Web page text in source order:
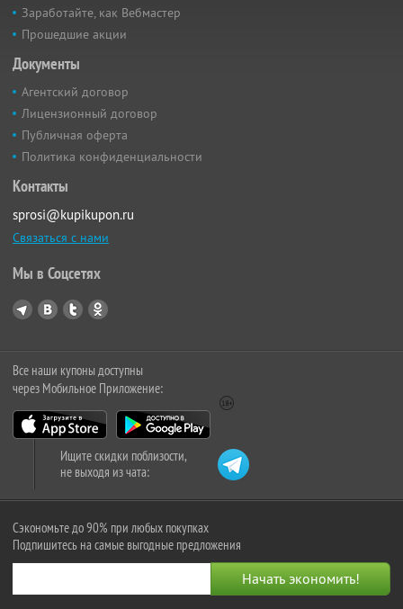
Заработайте, как Вебмастер
Прошедшие акции
Документы
Агентский договор
Лицензионный договор
Публичная оферта
Политика конфиденциальности
Контакты
sprosi@kupikupon.ru
Связаться с нами
Мы в Соцсетях
Все наши купоны доступны
через Мобильное Приложение:
Ищите скидки поблизости,
не выходя из чата:
Сэкономьте до 90% при любых покупках
Подпишитесь на самые выгодные предложения